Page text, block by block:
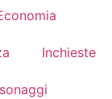
Inchieste